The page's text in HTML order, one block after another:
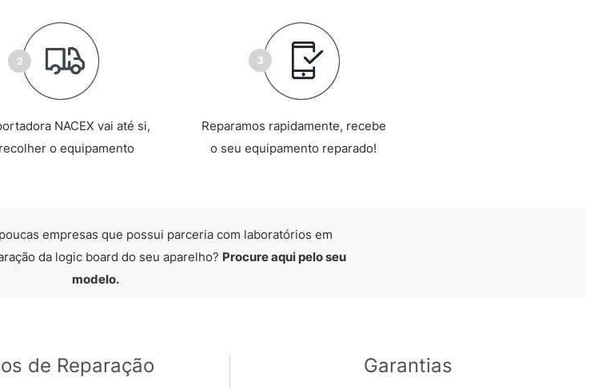
NACEX vai até si,
o equipamento
Reparamos rapidamente, recebe
o seu equipamento reparado!
empresas que possui parceria com laboratórios em
da logic board do seu aparelho? Procure aqui pelo seu
modelo.
de Reparação Garantias